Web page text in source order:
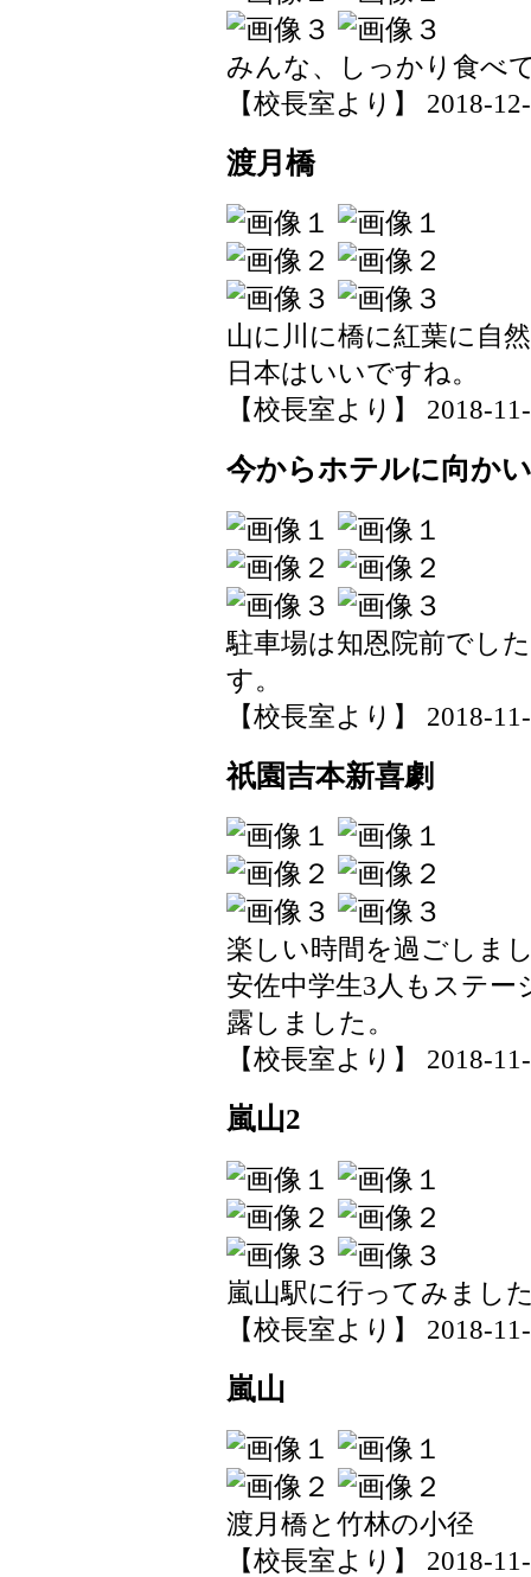
みんな、しっかり食べ
【校長室より】 2018-
渡月橋
山に川に橋に紅葉に自
日本はいいですね。
【校長室より】 2018-
今からホテルに向か
駐車場は知恩院前でし
す。
【校長室より】 2018-
祇園吉本新喜劇
楽しい時間を過ごしま
安佐中学生3人もステ
露しました。
【校長室より】 2018-
嵐山2
嵐山駅に行ってみまし
【校長室より】 2018-
嵐山
渡月橋と竹林の小径
【校長室より】 2018-